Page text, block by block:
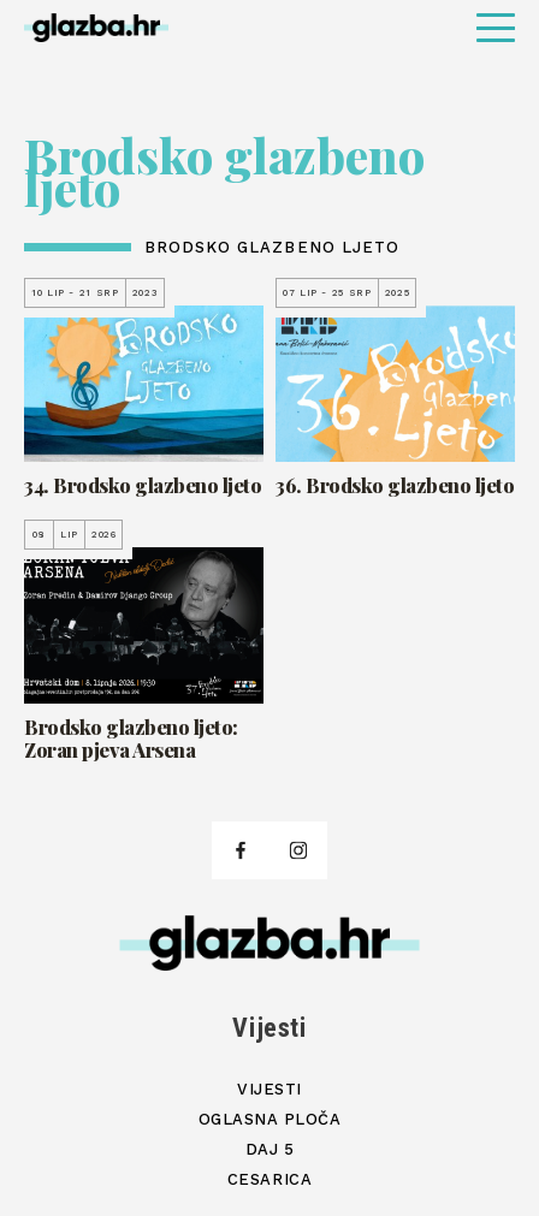
Brodsko glazbeno
ljeto
BRODSKO GLAZBENO LJETO
10 LIP - 21 SRP 2023
34. Brodsko glazbeno ljeto
07 LIP - 25 SRP 2025
36. Brodsko glazbeno ljeto
08 LIP 2026
Brodsko glazbeno ljeto:
Zoran pjeva Arsena
Vijesti
VIJESTI
OGLASNA PLOČA
DAJ 5
CESARICA